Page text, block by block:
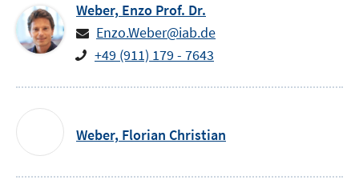
Weber, Enzo Prof. Dr.
Enzo.Weber@iab.de
+49 (911) 179 - 7643
Weber, Florian Christian